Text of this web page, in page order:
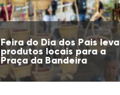
Feira do Dia dos Pais leva
produtos locais para a
Praça da Bandeira